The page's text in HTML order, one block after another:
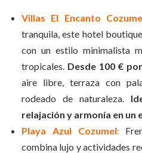
Villas El Encanto
tranquila, este hotel
con un estilo minimalista
tropicales. Desde 100 €
aire libre, terraza con
rodeado de naturaleza.
relajación y armonía en un
Playa Azul Cozumel:
combina lujo y actividades